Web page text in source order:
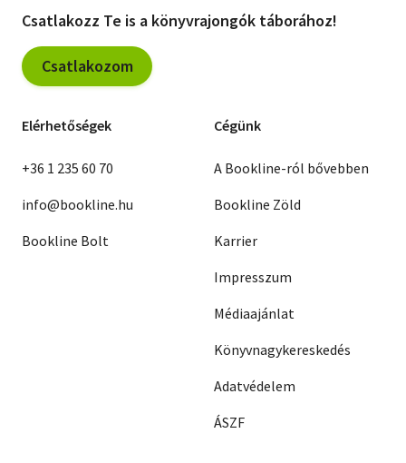
Csatlakozz Te is a könyvrajongók táborához!
Csatlakozom
Elérhetőségek
+36 1 235 60 70
info@bookline.hu
Bookline Bolt
Cégünk
A Bookline-ról bővebben
Bookline Zöld
Karrier
Impresszum
Médiaajánlat
Könyvnagykereskedés
Adatvédelem
ÁSZF